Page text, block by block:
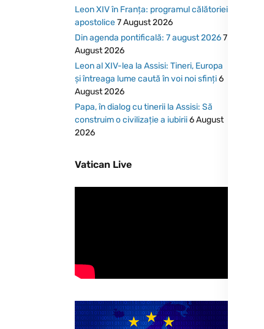
Leon XIV în Franța: programul călătoriei
apostolice7 August 2026
Din agenda pontificală: 7 august 20267
August 2026
Leon al XIV-lea la Assisi: Tineri, Europa
și întreaga lume caută în voi noi sfinți6
August 2026
Papa, în dialog cu tinerii la Assisi: Să
construim o civilizație a iubirii6 August
2026
Vatican Live